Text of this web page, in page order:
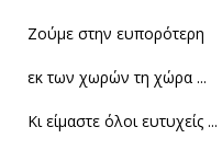
Ζούμε στην ευπορότερη
εκ των χωρών τη χώρα ...
Κι είμαστε όλοι ευτυχείς ...